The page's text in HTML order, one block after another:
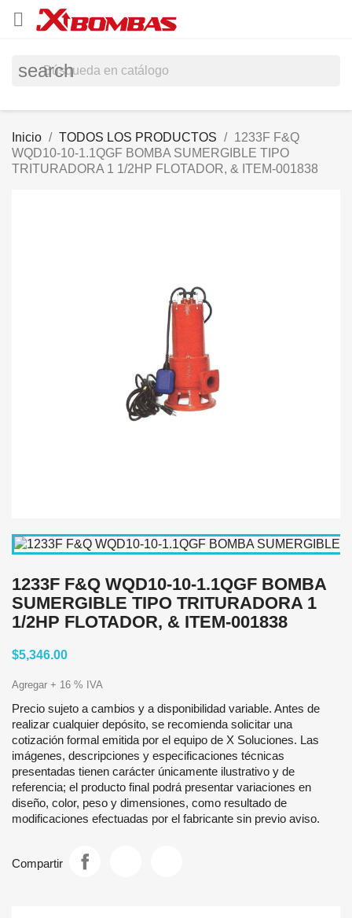

search
Inicio TODOS LOS PRODUCTOS
1233F F&Q
WQD10-10-1.1QGF BOMBA SUMERGIBLE TIPO
TRITURADORA 1 1/2HP FLOTADOR, & ITEM-001838
1233F F&Q WQD10-10-1.1QGF BOMBA
SUMERGIBLE TIPO TRITURADORA 1
1/2HP FLOTADOR, & ITEM-001838
$5,346.00
Agregar + 16 % IVA
Precio sujeto a cambios y a disponibilidad variable. Antes de
realizar cualquier depósito, se recomienda solicitar una
cotización formal emitida por el equipo de X Soluciones. Las
imágenes, descripciones y especificaciones técnicas
presentadas tienen carácter únicamente ilustrativo y de
referencia; el producto final podrá presentar variaciones en
diseño, color, peso y dimensiones, como resultado de
modificaciones efectuadas por el fabricante sin previo aviso.
Compartir